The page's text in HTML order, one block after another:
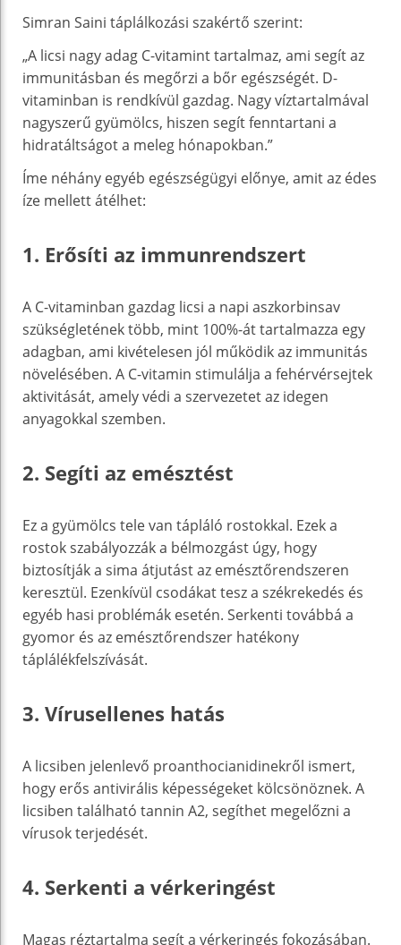
Simran Saini táplálkozási szakértő szerint:
„A licsi nagy adag C-vitamint tartalmaz, ami segít az
immunitásban és megőrzi a bőr egészségét. D-
vitaminban is rendkívül gazdag. Nagy víztartalmával
nagyszerű gyümölcs, hiszen segít fenntartani a
hidratáltságot a meleg hónapokban.”
Íme néhány egyéb egészségügyi előnye, amit az édes
íze mellett átélhet:
1. Erősíti az immunrendszert
A C-vitaminban gazdag licsi a napi aszkorbinsav
szükségletének több, mint 100%-át tartalmazza egy
adagban, ami kivételesen jól működik az immunitás
növelésében. A C-vitamin stimulálja a fehérvérsejtek
aktivitását, amely védi a szervezetet az idegen
anyagokkal szemben.
2. Segíti az emésztést
Ez a gyümölcs tele van tápláló rostokkal. Ezek a
rostok szabályozzák a bélmozgást úgy, hogy
biztosítják a sima átjutást az emésztőrendszeren
keresztül. Ezenkívül csodákat tesz a székrekedés és
egyéb hasi problémák esetén. Serkenti továbbá a
gyomor és az emésztőrendszer hatékony
táplálékfelszívását.
3. Vírusellenes hatás
A licsiben jelenlevő proanthocianidinekről ismert,
hogy erős antivirális képességeket kölcsönöznek. A
licsiben található tannin A2, segíthet megelőzni a
vírusok terjedését.
4. Serkenti a vérkeringést
Magas réztartalma segít a vérkeringés fokozásában.